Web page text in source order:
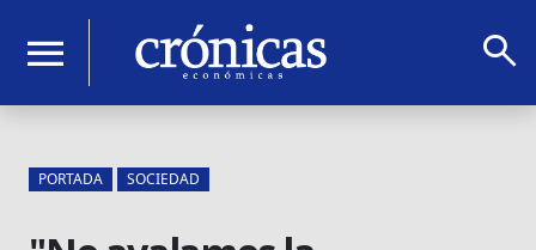
menu search
PORTADA SOCIEDAD